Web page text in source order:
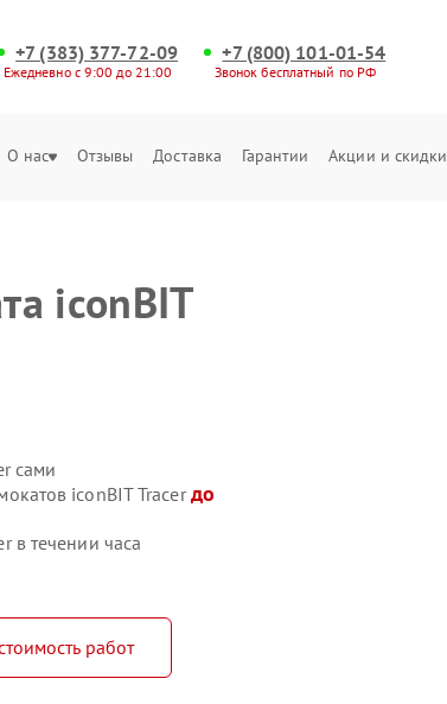
+7 (383) 377-72-09
Ежедневно с 9:00 до 21:00
+7 (800) 101-01-54
Звонок бесплатный по РФ
О нас Отзывы Доставка Гарантии Акции и скидки
iconBIT
сами
iconBIT Tracerдо
в течении часа
работ